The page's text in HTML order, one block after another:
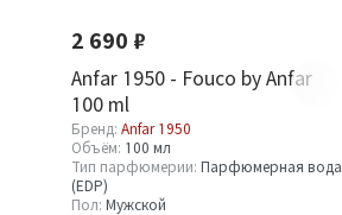
2 690 ₽
Anfar 1950 - Fouco by Anfar
100 ml
Бренд: Anfar 1950
Объём: 100 мл
Тип парфюмерии: Парфюмерная вода
(EDP)
Пол: Мужской